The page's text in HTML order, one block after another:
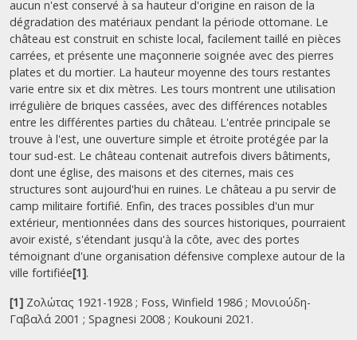
aucun n'est conservé à sa hauteur d'origine en raison de la
dégradation des matériaux pendant la période ottomane. Le
château est construit en schiste local, facilement taillé en pièces
carrées, et présente une maçonnerie soignée avec des pierres
plates et du mortier. La hauteur moyenne des tours restantes
varie entre six et dix mètres. Les tours montrent une utilisation
irrégulière de briques cassées, avec des différences notables
entre les différentes parties du château. L'entrée principale se
trouve à l'est, une ouverture simple et étroite protégée par la
tour sud-est. Le château contenait autrefois divers bâtiments,
dont une église, des maisons et des citernes, mais ces
structures sont aujourd'hui en ruines. Le château a pu servir de
camp militaire fortifié. Enfin, des traces possibles d'un mur
extérieur, mentionnées dans des sources historiques, pourraient
avoir existé, s'étendant jusqu'à la côte, avec des portes
témoignant d'une organisation défensive complexe autour de la
ville fortifiée[1].
[1] Ζολώτας 1921-1928 ; Foss, Winfield 1986 ; Μονιούδη-
Γαβαλά 2001 ; Spagnesi 2008 ; Koukouni 2021.